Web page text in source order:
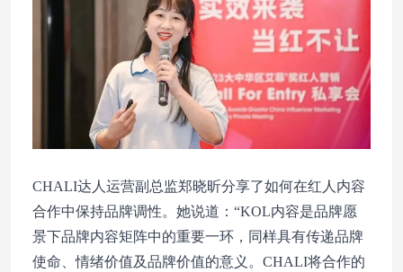
CHALI达人运营副总监郑晓昕分享了如何在红人内容
合作中保持品牌调性。她说道：“KOL内容是品牌愿
景下品牌内容矩阵中的重要一环，同样具有传递品牌
使命、情绪价值及品牌价值的意义。CHALI将合作的